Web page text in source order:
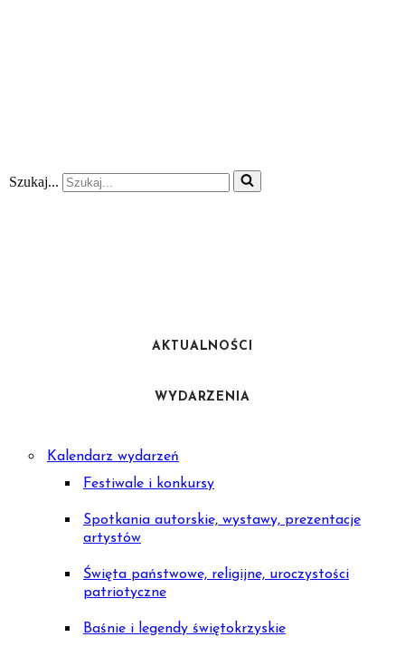
Szukaj...
AKTUALNOŚCI
WYDARZENIA
Kalendarz wydarzeń
Festiwale i konkursy
Spotkania autorskie, wystawy, prezentacje
artystów
Święta państwowe, religijne, uroczystości
patriotyczne
Baśnie i legendy świętokrzyskie